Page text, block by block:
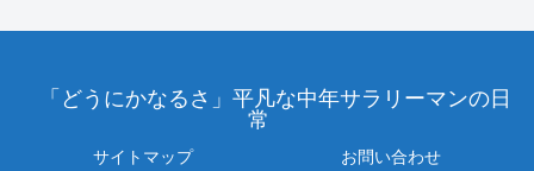
「どうにかなるさ」平凡な中年サラリーマンの日
常
サイトマップ お問い合わせ